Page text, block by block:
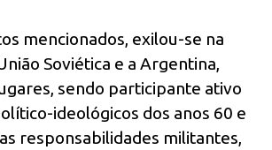
mencionados, exilou-se na
Soviética e a Argentina,
sendo participante ativo
ideológicos dos anos 60 e
responsabilidades militantes,